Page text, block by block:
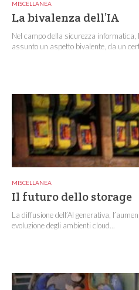
MISCELLANEA
La bivalenza dell’IA
Nel campo della sicurezza
assunto un aspetto bivalente, da un
MISCELLANEA
Il futuro dello storage
La diffusione dell’AI generativa,
evoluzione degli ambienti cloud...